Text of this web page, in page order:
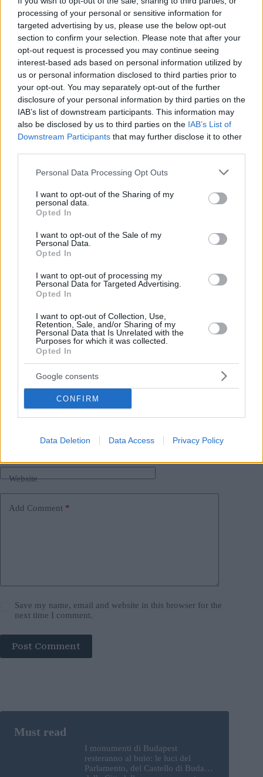
processing of your personal or sensitive information for
targeted advertising by us, please use the below opt-out
section to confirm your selection. Please note that after your
opt-out request is processed you may continue seeing
interest-based ads based on personal information utilized by
us or personal information disclosed to third parties prior to
your opt-out. You may separately opt-out of the further
disclosure of your personal information by third parties on the
IAB’s list of downstream participants. This information may
also be disclosed by us to third parties on the IAB’s List of
Downstream Participants that may further disclose it to other
Please note that this website/app uses one or more Google
not limited to your visit or usage behaviour. You may click to
grant or deny consent to Google and its third-party tags to
use your data for below specified purposes in below Google
consent section.
Personal Data Processing Opt Outs
I want to opt-out of the Sharing of my
personal data.
Opted In
I want to opt-out of the Sale of my
Personal Data.
Opted In
I want to opt-out of processing my
Personal Data for Targeted Advertising.
Opted In
I want to opt-out of Collection, Use,
Retention, Sale, and/or Sharing of my
Personal Data that Is Unrelated with the
Purposes for which it was collected.
Opted In
Google consents
CONFIRM
Data Deletion Data Access Privacy Policy
I pagamenti in contanti in Ungheria sono autorizzati dalla
Bancomat Revolut all’orizzonte in Ungheria?
Secondo Revolut, gli utenti non potranno più depositare
Paesi, Revolut gestisce già sportelli automatici che
consentono il deposito di contanti. Sebbene la fintech abbia
annunciato l’apertura di filiali in Ungheria, al momento non ci
Paese, come abbiamoriportatoin precedenza.
Interruzione:Revolut sospende i servizi di criptovaluta
in Ungheria, seguito da un altro fornitore finanziario
conto corrente locali !
denaro #ungheria #utile dnh
Leave a Reply
Your email address will not be published.
Website
Add Comment *
Save my name, email and website in this browser for the
next time I comment.
Post Comment
I monumenti di Budapest
resteranno al buio: le luci del
Parlamento, del Castello di Buda e